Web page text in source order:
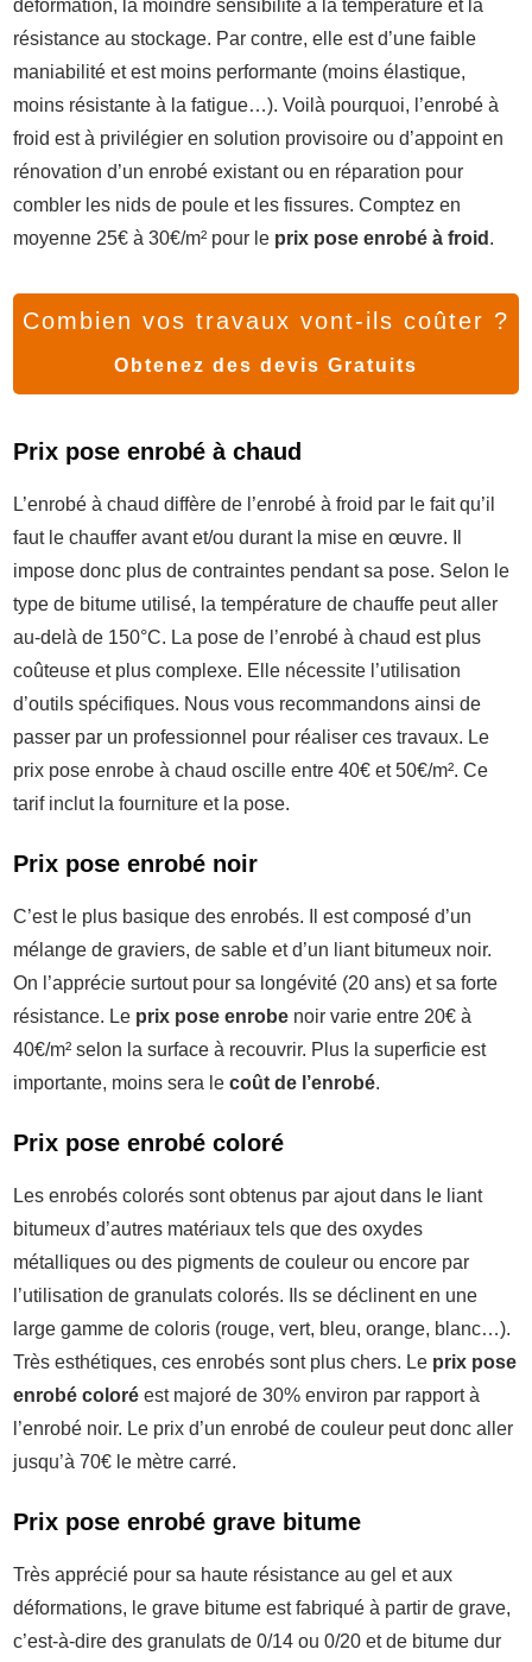
déformation, la moindre sensibilité à la température et la
résistance au stockage. Par contre, elle est d’une faible
maniabilité et est moins performante (moins élastique,
moins résistante à la fatigue…). Voilà pourquoi, l’enrobé à
froid est à privilégier en solution provisoire ou d’appoint en
rénovation d’un enrobé existant ou en réparation pour
combler les nids de poule et les fissures. Comptez en
moyenne 25€ à 30€/m² pour le prix pose enrobé à froid .
Combien vos travaux vont-ils coûter ?
Obtenez des devis Gratuits
Prix pose enrobé à chaud
L’enrobé à chaud diffère de l’enrobé à froid par le fait qu’il
faut le chauffer avant et/ou durant la mise en œuvre. Il
impose donc plus de contraintes pendant sa pose. Selon le
type de bitume utilisé, la température de chauffe peut aller
au-delà de 150°C. La pose de l’enrobé à chaud est plus
coûteuse et plus complexe. Elle nécessite l’utilisation
d’outils spécifiques. Nous vous recommandons ainsi de
passer par un professionnel pour réaliser ces travaux. Le
prix pose enrobe à chaud oscille entre 40€ et 50€/m². Ce
tarif inclut la fourniture et la pose.
Prix pose enrobé noir
C’est le plus basique des enrobés. Il est composé d’un
mélange de graviers, de sable et d’un liant bitumeux noir.
On l’apprécie surtout pour sa longévité (20 ans) et sa forte
résistance. Le prix pose enrobe noir varie entre 20€ à
40€/m² selon la surface à recouvrir. Plus la superficie est
importante, moins sera le coût de l’enrobé.
Prix pose enrobé coloré
Les enrobés colorés sont obtenus par ajout dans le liant
bitumeux d’autres matériaux tels que des oxydes
métalliques ou des pigments de couleur ou encore par
l’utilisation de granulats colorés. Ils se déclinent en une
large gamme de coloris (rouge, vert, bleu, orange, blanc…).
Très esthétiques, ces enrobés sont plus chers. Le prix pose
enrobé coloré est majoré de 30% environ par rapport à
l’enrobé noir. Le prix d’un enrobé de couleur peut donc aller
jusqu’à 70€ le mètre carré.
Prix pose enrobé grave bitume
Très apprécié pour sa haute résistance au gel et aux
déformations, le grave bitume est fabriqué à partir de grave,
c’est-à-dire des granulats de 0/14 ou 0/20 et de bitume dur